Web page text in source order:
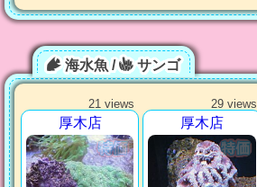
海水魚 / サンゴ
21 views
厚木店
29 views
厚木店